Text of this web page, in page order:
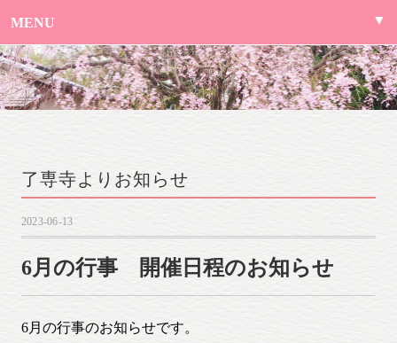
MENU
了専寺よりお知らせ
2023-06-13
6月の行事 開催日程のお知らせ
6月の行事のお知らせです。